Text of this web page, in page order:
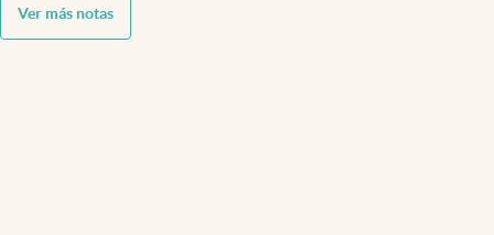
Ver más notas